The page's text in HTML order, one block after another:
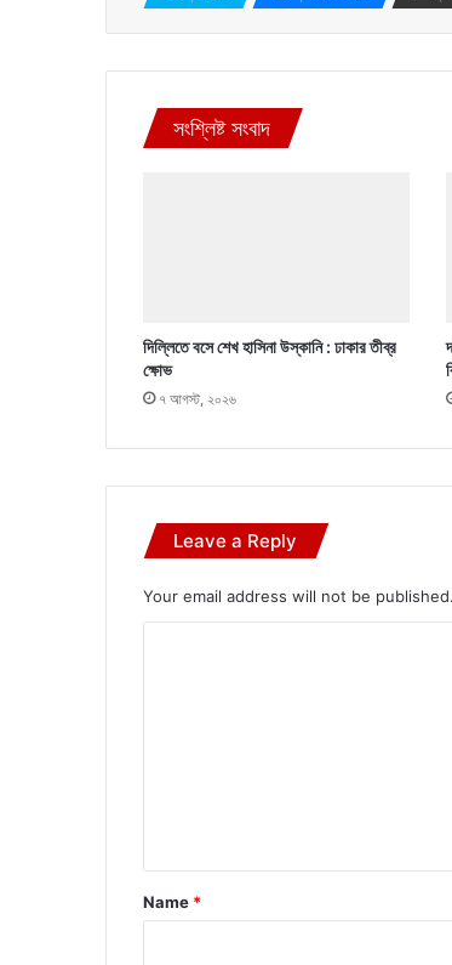
সংশ্লিষ্ট সংবাদ
দিল্লিতে বসে শেখ হাসিনা উস্কানি : ঢাকার তীব্র
ক্ষোভ
৭ আগস্ট, ২০২৬
Leave a Reply
Your email address will not be published.
*
Name *